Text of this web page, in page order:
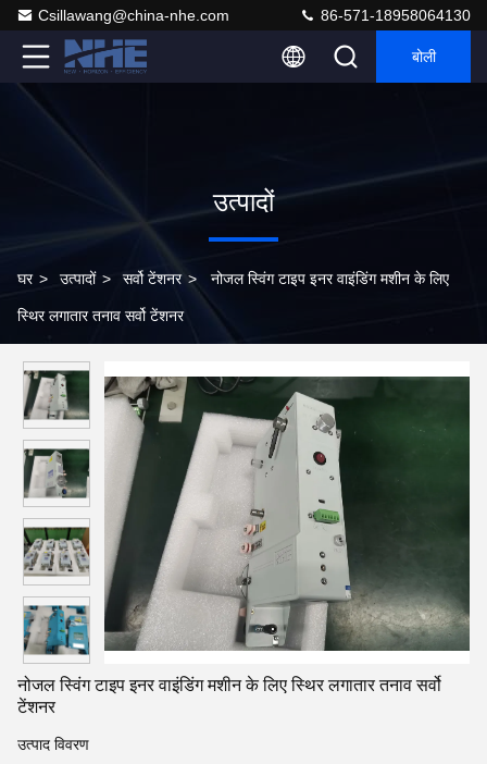
Csillawang@china-nhe.com 86-571-18958064130
बोली
उत्पादों
घर > उत्पादों > सर्वो टेंशनर > नोजल स्विंग टाइप इनर वाइंडिंग मशीन के लिए
स्थिर लगातार तनाव सर्वो टेंशनर
नोजल स्विंग टाइप इनर वाइंडिंग मशीन के लिए स्थिर लगातार तनाव सर्वो
टेंशनर
उत्पाद विवरण